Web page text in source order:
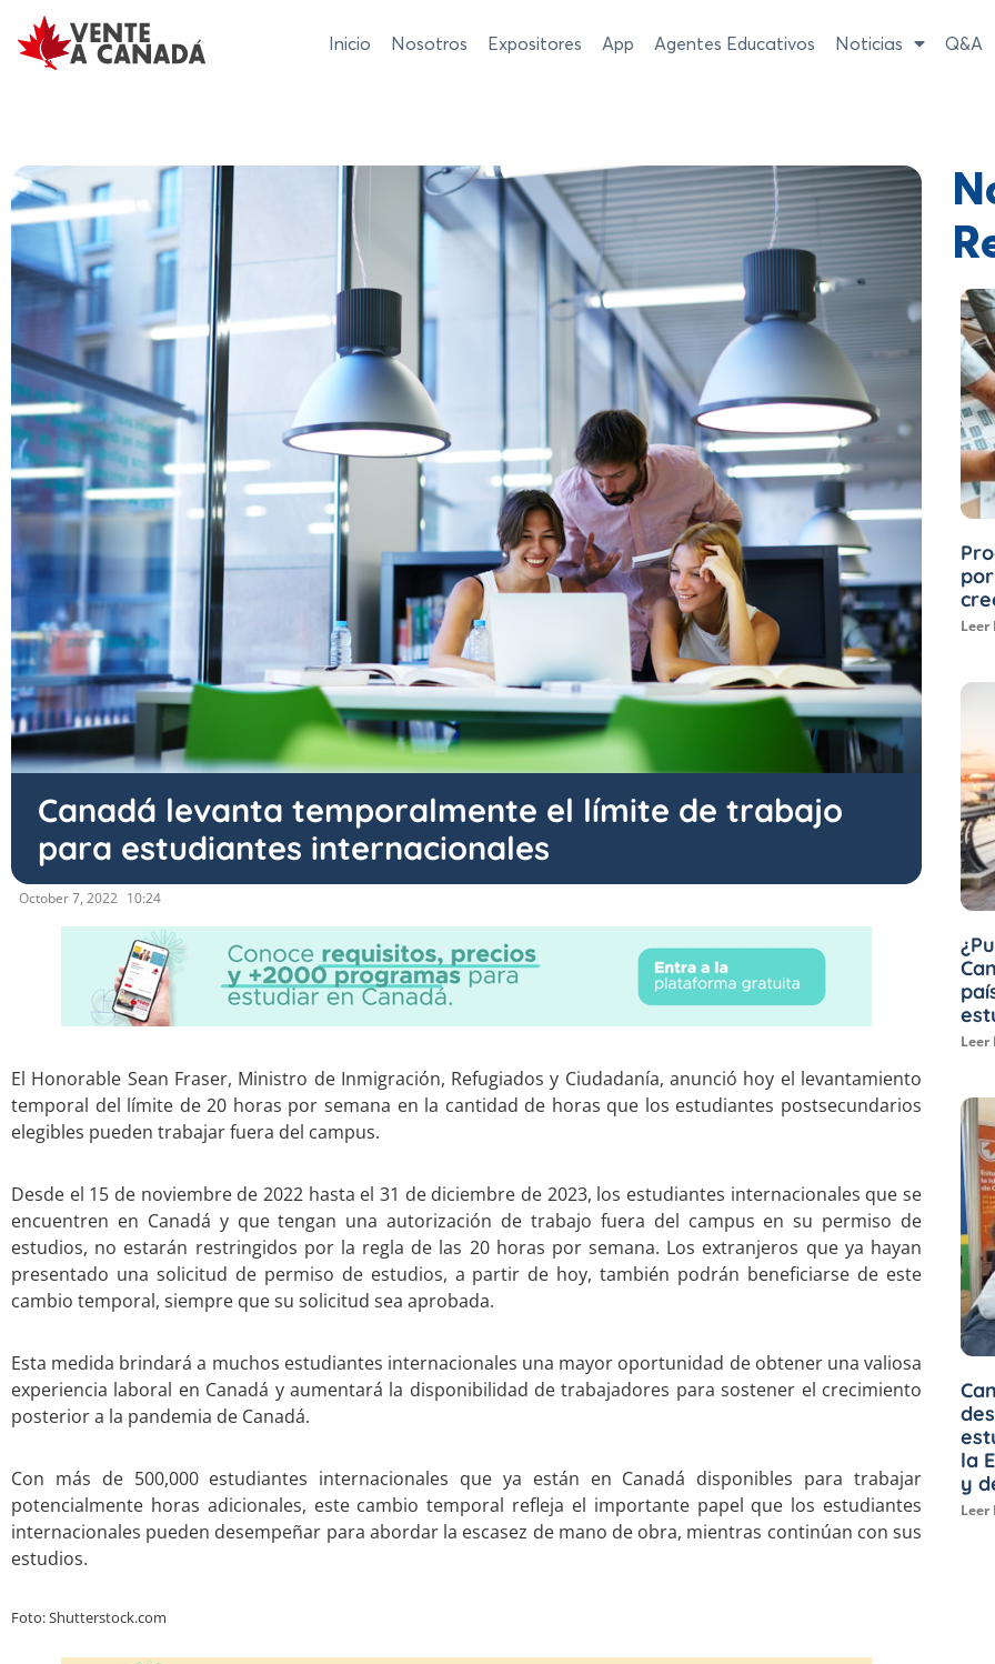
Inicio Nosotros Expositores App Agentes Educativos Noticias Q&A
Canadá levanta temporalmente el límite de trabajo
para estudiantes internacionales
October 7, 2022 10:24
El Honorable Sean Fraser, Ministro de Inmigración, Refugiados y Ciudadanía, anunció hoy el levantamiento
temporal del límite de 20 horas por semana en la cantidad de horas que los estudiantes postsecundarios
elegibles pueden trabajar fuera del campus.
Desde el 15 de noviembre de 2022 hasta el 31 de diciembre de 2023, los estudiantes internacionales que se
encuentren en Canadá y que tengan una autorización de trabajo fuera del campus en su permiso de
estudios, no estarán restringidos por la regla de las 20 horas por semana. Los extranjeros que ya hayan
presentado una solicitud de permiso de estudios, a partir de hoy, también podrán beneficiarse de este
cambio temporal, siempre que su solicitud sea aprobada.
Esta medida brindará a muchos estudiantes internacionales una mayor oportunidad de obtener una valiosa
experiencia laboral en Canadá y aumentará la disponibilidad de trabajadores para sostener el crecimiento
posterior a la pandemia de Canadá.
Con más de 500,000 estudiantes internacionales que ya están en Canadá disponibles para trabajar
potencialmente horas adicionales, este cambio temporal refleja el importante papel que los estudiantes
internacionales pueden desempeñar para abordar la escasez de mano de obra, mientras continúan con sus
estudios.
Foto: Shutterstock.com
Leer
Leer
la
y
Leer